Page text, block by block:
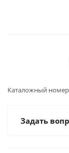
Каталожный номер
Задать